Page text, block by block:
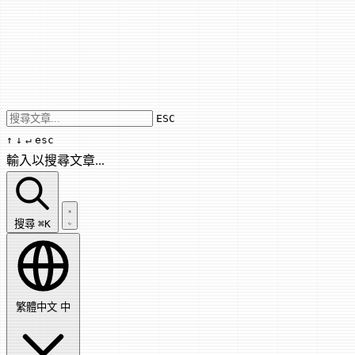
Use arrow keys to navigate results,
ESC
↑ ↓ ↵ esc
輸入以搜尋文章...
搜尋文章...
搜尋 ⌘K
繁體中文 中